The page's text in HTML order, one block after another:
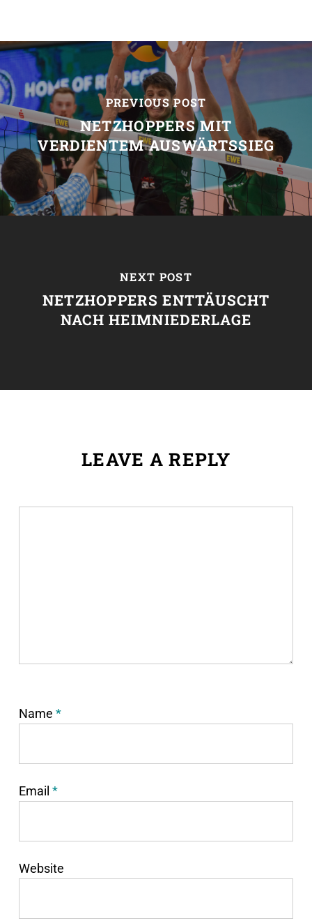
PREVIOUS POST
NETZHOPPERS MIT
VERDIENTEM AUSWÄRTSSIEG
NEXT POST
NETZHOPPERS ENTTÄUSCHT
NACH HEIMNIEDERLAGE
LEAVE A REPLY
Name *
Email *
Website